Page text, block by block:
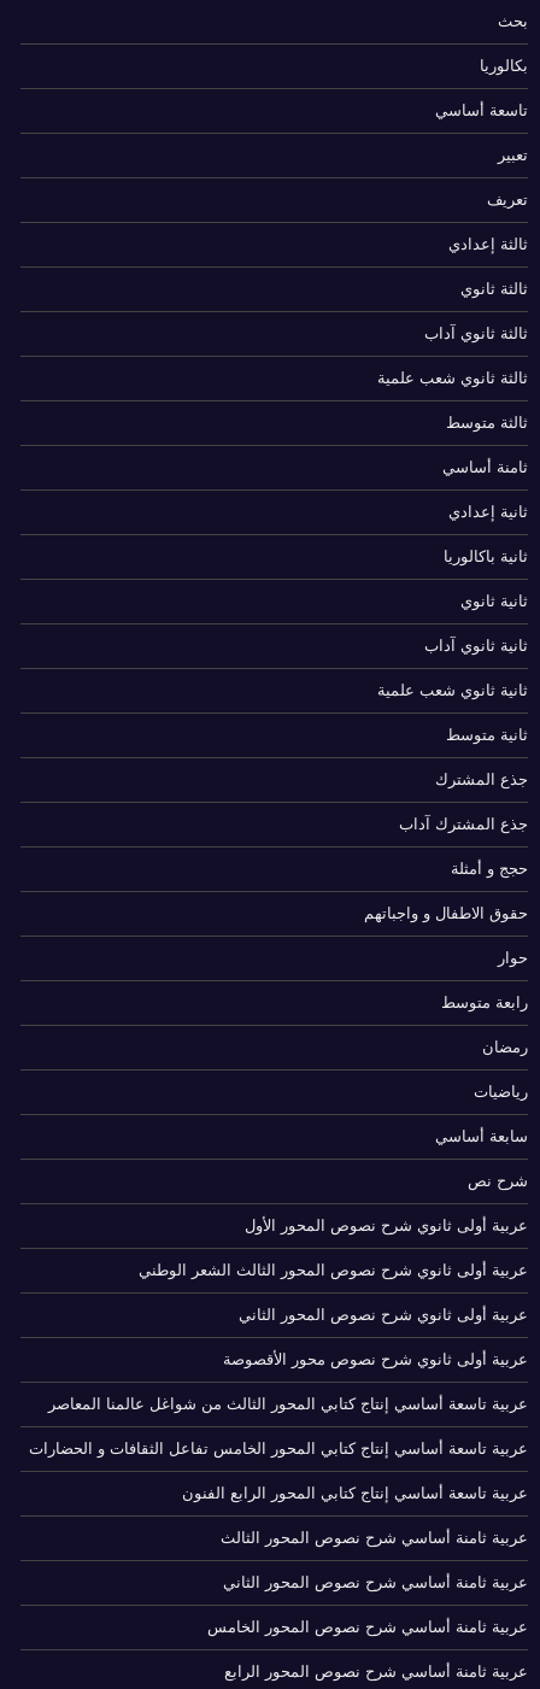
بحث
بكالوريا
تاسعة أساسي
تعبير
تعريف
ثالثة إعدادي
ثالثة ثانوي
ثالثة ثانوي آداب
ثالثة ثانوي شعب علمية
ثالثة متوسط
ثامنة أساسي
ثانية إعدادي
ثانية باكالوريا
ثانية ثانوي
ثانية ثانوي آداب
ثانية ثانوي شعب علمية
ثانية متوسط
جذع المشترك
جذع المشترك آداب
حجج و أمثلة
حقوق الاطفال و واجباتهم
حوار
رابعة متوسط
رمضان
رياضيات
سابعة أساسي
شرح نص
عربية أولى ثانوي شرح نصوص المحور الأول
عربية أولى ثانوي شرح نصوص المحور الثالث الشعر الوطني
عربية أولى ثانوي شرح نصوص المحور الثاني
عربية أولى ثانوي شرح نصوص محور الأقصوصة
عربية تاسعة أساسي إنتاج كتابي المحور الثالث من شواغل عالمنا المعاصر
عربية تاسعة أساسي إنتاج كتابي المحور الخامس تفاعل الثقافات و الحضارات
عربية تاسعة أساسي إنتاج كتابي المحور الرابع الفنون
عربية ثامنة أساسي شرح نصوص المحور الثالث
عربية ثامنة أساسي شرح نصوص المحور الثاني
عربية ثامنة أساسي شرح نصوص المحور الخامس
عربية ثامنة أساسي شرح نصوص المحور الرابع